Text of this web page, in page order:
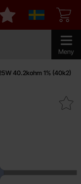
Meny
Sverige
Mina favoriter
40.2kohm 1% (40k2)
0.25W